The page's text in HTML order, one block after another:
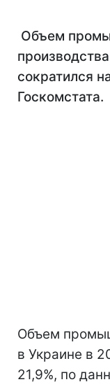
Объем
сократился
Госкомстата.
Объем
в Украине в
21,9%, по